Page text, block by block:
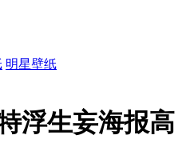
明星壁纸
浮生妄海报高